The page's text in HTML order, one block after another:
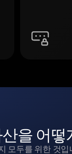
을 어떻
모두를 위한 것